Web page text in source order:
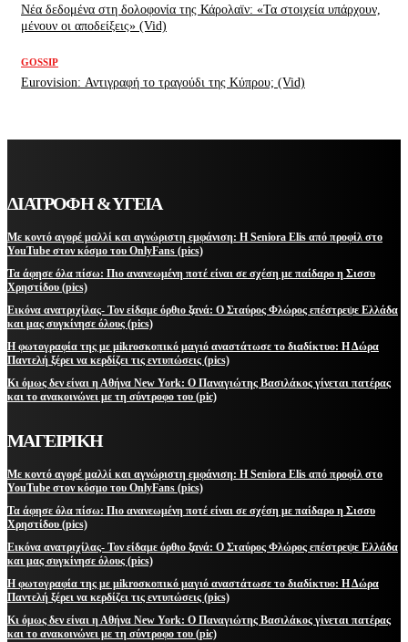
Νέα δεδομένα στη δολοφονία της Κάρολαϊν: «Τα στοιχεία υπάρχουν,
μένουν οι αποδείξεις» (Vid)
GOSSIP
Eurovision: Αντιγραφή το τραγούδι της Κύπρου; (Vid)
ΔΙΑΤΡΟΦΗ & ΥΓΕΙΑ
Με κοντό αγορέ μαλλί και αγνώριστη εμφάνιση: Η Seniora Elis από προφίλ στο
YouTube στον κόσμο του OnlyFans (pics)
Τα άφησε όλα πίσω: Πιο ανανεωμένη ποτέ είναι σε σχέση με παίδαρο η Σισσυ
Χρηστίδου (pics)
Εικόνα ανατριχίλας- Τον είδαμε όρθιο ξανά: Ο Σταύρος Φλώρος επέστρεψε Ελλάδα
και μας συγκίνησε όλους (pics)
Η φωτογραφία της με μikroσκοπικό μαγιό αναστάτωσε το διαδίκτυο: Η Δώρα
Παντελή ξέρει να κερδίζει τις εντυπώσεις (pics)
Κι όμως δεν είναι η Αθήνα New York: Ο Παναγιώτης Βασιλάκος γίνεται πατέρας
και το ανακοινώνει με τη σύντροφο του (pic)
ΜΑΓΕΙΡΙΚΗ
Με κοντό αγορέ μαλλί και αγνώριστη εμφάνιση: Η Seniora Elis από προφίλ στο
YouTube στον κόσμο του OnlyFans (pics)
Τα άφησε όλα πίσω: Πιο ανανεωμένη ποτέ είναι σε σχέση με παίδαρο η Σισσυ
Χρηστίδου (pics)
Εικόνα ανατριχίλας- Τον είδαμε όρθιο ξανά: Ο Σταύρος Φλώρος επέστρεψε Ελλάδα
και μας συγκίνησε όλους (pics)
Η φωτογραφία της με μikroσκοπικό μαγιό αναστάτωσε το διαδίκτυο: Η Δώρα
Παντελή ξέρει να κερδίζει τις εντυπώσεις (pics)
Κι όμως δεν είναι η Αθήνα New York: Ο Παναγιώτης Βασιλάκος γίνεται πατέρας
και το ανακοινώνει με τη σύντροφο του (pic)